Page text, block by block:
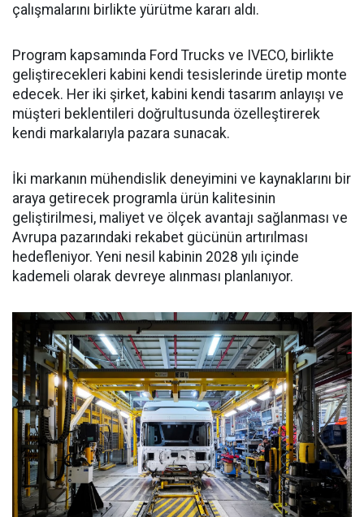
çalışmalarını birlikte yürütme kararı aldı.
Program kapsamında Ford Trucks ve IVECO, birlikte
geliştirecekleri kabini kendi tesislerinde üretip monte
edecek. Her iki şirket, kabini kendi tasarım anlayışı ve
müşteri beklentileri doğrultusunda özelleştirerek
kendi markalarıyla pazara sunacak.
İki markanın mühendislik deneyimini ve kaynaklarını bir
araya getirecek programla ürün kalitesinin
geliştirilmesi, maliyet ve ölçek avantajı sağlanması ve
Avrupa pazarındaki rekabet gücünün artırılması
hedefleniyor. Yeni nesil kabinin 2028 yılı içinde
kademeli olarak devreye alınması planlanıyor.